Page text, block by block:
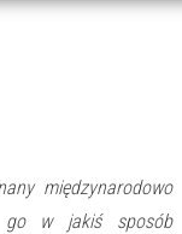
międzynarodowo
go w jakiś sposób